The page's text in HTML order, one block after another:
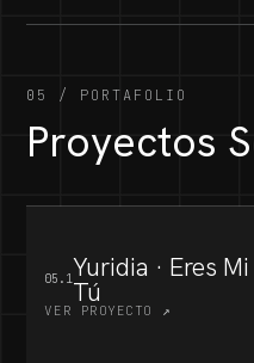
05 / PORTAFOLIO
Proyectos
05.1Yuridia · Eres
Tú
VER PROYECTO ↗